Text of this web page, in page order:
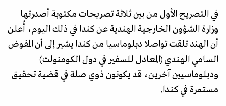
في التصريح الأول من بين ثلاثة تصريحات مكتوبة أصدرتها
وزارة الشؤون الخارجية الهندية عن كندا في ذلك اليوم، أُعلن
أن الهند تلقت تواصلا دبلوماسيا من كندا يشير إلى أن المفوض
السامي الهندي (المعادل للسفير في دول الكومنولث)
ودبلوماسيين آخرين، قد يكونون ذوي صلة في قضية تحقيق
مستمرة في كندا.